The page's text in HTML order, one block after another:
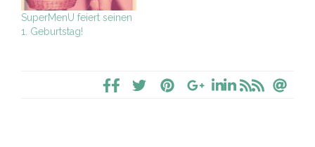
SuperMenU feiert seinen
1. Geburtstag!